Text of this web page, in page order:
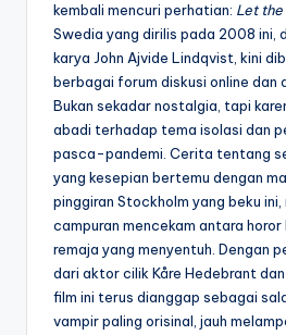
kembali mencuri perhatian: Let the
Swedia yang dirilis pada 2008 ini,
karya John Ajvide Lindqvist, kini
berbagai forum diskusi online
Bukan sekadar nostalgia, tapi
abadi terhadap tema isolasi dan
pasca-pandemi. Cerita tentang
yang kesepian bertemu dengan
pinggiran Stockholm yang beku
campuran mencekam antara horor
remaja yang menyentuh. Dengan
dari aktor cilik Kåre Hedebrant
film ini terus dianggap sebagai
vampir paling orisinal, jauh